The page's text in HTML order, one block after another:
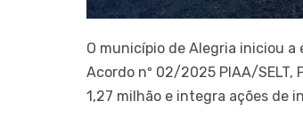
O município de Alegria iniciou
Acordo nº 02/2025 PIAA/
1,27 milhão e integra ações de